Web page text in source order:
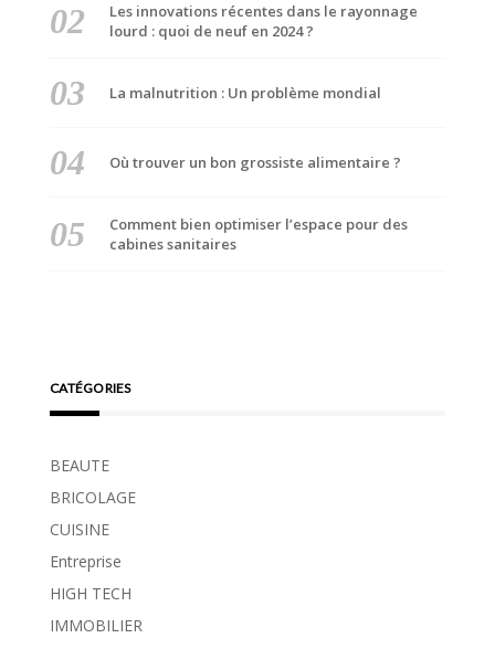
Les innovations récentes dans le rayonnage
lourd : quoi de neuf en 2024 ?
La malnutrition : Un problème mondial
Où trouver un bon grossiste alimentaire ?
Comment bien optimiser l’espace pour des
cabines sanitaires
CATÉGORIES
BEAUTE
BRICOLAGE
CUISINE
Entreprise
HIGH TECH
IMMOBILIER